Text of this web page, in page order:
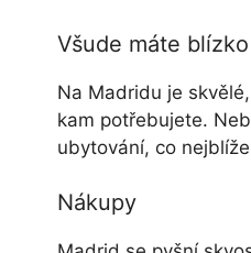
Všude máte
Na Madridu je
kam potřebujete.
ubytování, co
Nákupy